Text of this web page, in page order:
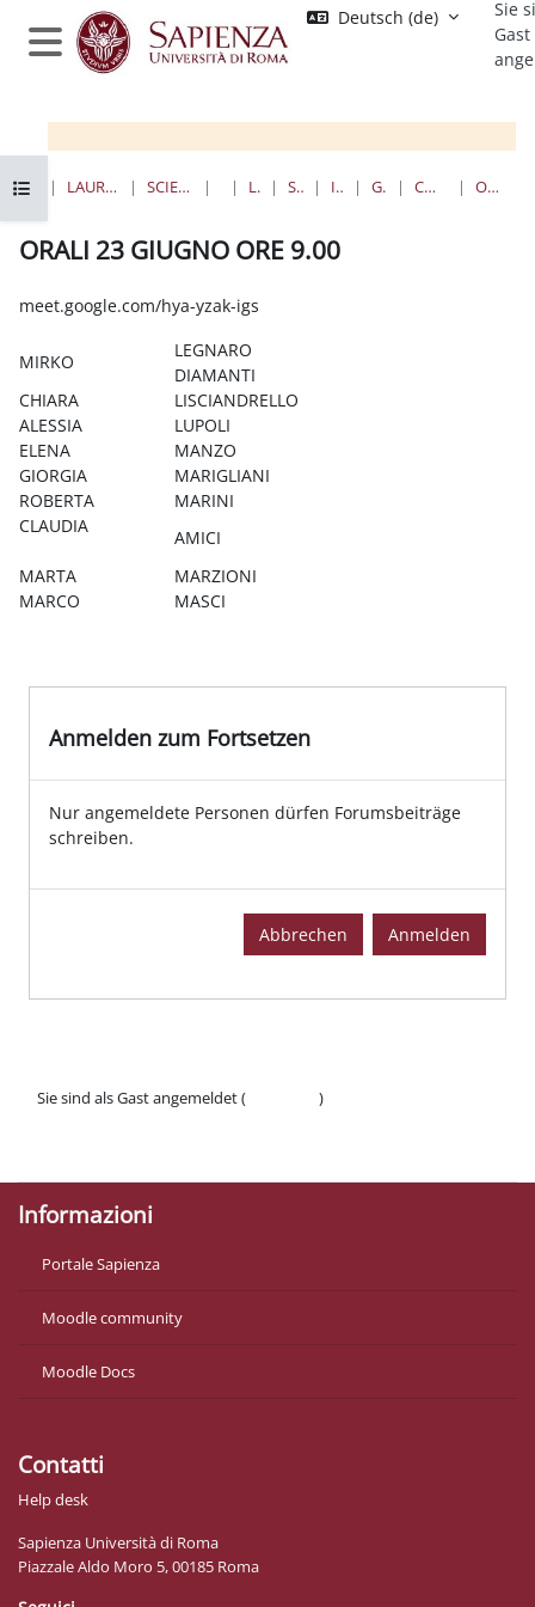
Zum Hauptinhalt
Website-Übersicht
Deutsch ‎(de)‎
Sie
Gast
Kursindex öffnen
STARTSEITE KURSE LAUREE TRIENNALI, MAGISTRALI, A CICLO UNICO SCIENZE MATEMATICHE, FISICHE E NATURALI BIOLOGIA
LAUREE TRIENNALI SCIENZE BIOLOGICHE I ANNO II SEMESTRE GENET_SCBIOL_CENCI CORSO DI GENETICA, AA 2019-2020 ORALI 23 GIUGNO ORE 9.00
ORALI 23 GIUGNO ORE 9.00
meet.google.com/hya-yzak-igs
MIRKO
LEGNARO
DIAMANTI
CHIARA
LISCIANDRELLO
ALESSIA
LUPOLI
ELENA
MANZO
GIORGIA
MARIGLIANI
ROBERTA
MARINI
CLAUDIA
AMICI
MARTA
MARZIONI
MARCO
MASCI
Anmelden zum Fortsetzen
Nur angemeldete Personen dürfen Forumsbeiträge
schreiben.
Abbrechen Anmelden
Sie sind als Gast angemeldet (
)
Informazioni
Portale Sapienza
Moodle community
Moodle Docs
Contatti
Help desk
Sapienza Università di Roma
Piazzale Aldo Moro 5, 00185 Roma